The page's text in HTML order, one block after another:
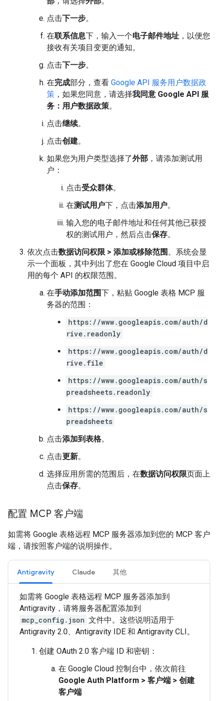
点击下一步。
在联系信息下，输入一个电子邮件地址 ，以便您
接收有关项目变更的通知。
点击下一步。
在完成部分，查看 Google API 服务用户数据政
策 ，如果您同意，请选择我同意 Google API 服
务：用户数据政策。
点击继续。
点击创建。
如果您为用户类型选择了外部 ，请添加测试用
户：
点击受众群体。
在测试用户下，点击添加用户。
输入您的电子邮件地址和任何其他已获授
权的测试用户，然后点击保存。
依次点击数据访问权限 > 添加或移除范围。系统会显
示一个面板，其中列出了您在 Google Cloud 项目中启
用的每个 API 的权限范围。
在手动添加范围下，粘贴 Google 表格 MCP 服
务器的范围：
https://www.googleapis.com/auth/d
rive.readonly
https://www.googleapis.com/auth/d
rive.file
https://www.googleapis.com/auth/s
preadsheets.readonly
https://www.googleapis.com/auth/s
preadsheets
点击添加到表格。
点击更新。
选择应用所需的范围后，在数据访问权限页面上
点击保存。
配置 MCP 客户端
如需将 Google 表格远程 MCP 服务器添加到您的 MCP 客户
端，请按照客户端的说明操作。
Antigravity Claude 其他
如需将 Google 表格远程 MCP 服务器添加到
Antigravity，请将服务器配置添加到
mcp_config.json 文件中。这些说明适用于
Antigravity 2.0、Antigravity IDE 和 Antigravity CLI。
创建 OAuth 2.0 客户端 ID 和密钥：
在 Google Cloud 控制台中，依次前往
Google Auth Platform > 客户端 > 创建
客户端